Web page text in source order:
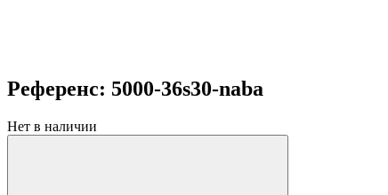
Референс: 5000-36s30-naba
Нет в наличии